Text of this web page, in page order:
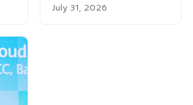
July 31, 2026